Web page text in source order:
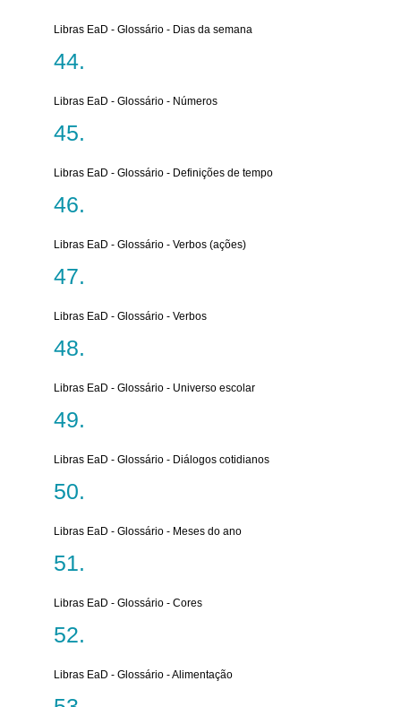
Libras EaD - Glossário - Dias da semana
Libras EaD - Glossário - Números
Libras EaD - Glossário - Definições de tempo
Libras EaD - Glossário - Verbos (ações)
Libras EaD - Glossário - Verbos
Libras EaD - Glossário - Universo escolar
Libras EaD - Glossário - Diálogos cotidianos
Libras EaD - Glossário - Meses do ano
Libras EaD - Glossário - Cores
Libras EaD - Glossário - Alimentação